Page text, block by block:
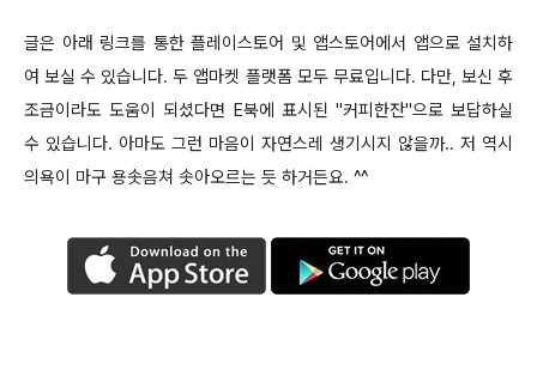
글은 아래 링크를 통한 플레이스토어 및 앱스토어에서 앱으로 설치하
여 보실 수 있습니다. 두 앱마켓 플랫폼 모두 무료입니다. 다만, 보신 후
조금이라도 도움이 되셨다면 E북에 표시된 "커피한잔"으로 보답하실
수 있습니다. 아마도 그런 마음이 자연스레 생기시지 않을까.. 저 역시
의욕이 마구 용솟음쳐 솟아오르는 듯 하거든요. ^^